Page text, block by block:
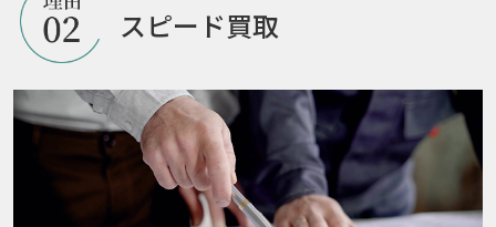
スピード買取